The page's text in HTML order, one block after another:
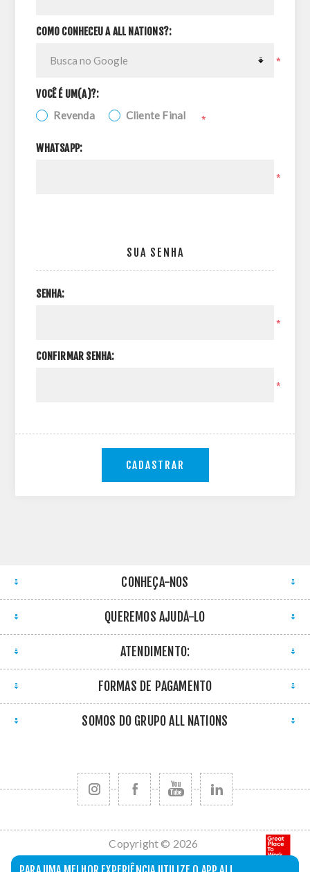
COMO CONHECEU A ALL NATIONS?:
*
VOCÊ É UM(A)?:
Revenda Cliente Final *
WHATSAPP:
*
SUA SENHA
SENHA:
*
CONFIRMAR SENHA:
*
CADASTRAR
CONHEÇA-NOS
QUEREMOS AJUDÁ-LO
ATENDIMENTO:
FORMAS DE PAGAMENTO
SOMOS DO GRUPO ALL NATIONS
Copyright © 2026
All Nations. Todos